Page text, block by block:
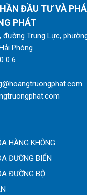
ĐẦU TƯ VÀ
PHÁT
Trung Lực,
Phòng
0 6
HÀNG KHÔNG
ĐƯỜNG BIỂN
ĐƯỜNG BỘ